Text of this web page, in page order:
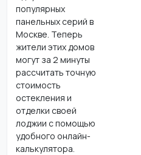
популярных
панельных серий в
Москве. Теперь
жители этих домов
могут за 2 минуты
рассчитать точную
стоимость
остекления и
отделки своей
лоджии с помощью
удобного онлайн-
калькулятора.